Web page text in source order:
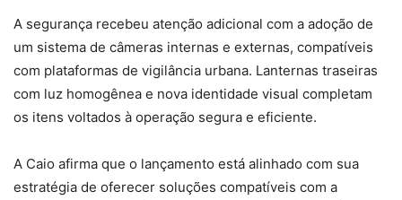
A segurança recebeu atenção adicional com a adoção de
um sistema de câmeras internas e externas, compatíveis
com plataformas de vigilância urbana. Lanternas traseiras
com luz homogênea e nova identidade visual completam
os itens voltados à operação segura e eficiente.
A Caio afirma que o lançamento está alinhado com sua
estratégia de oferecer soluções compatíveis com a